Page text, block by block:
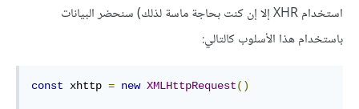
استخدام XHR إلا إن كنت بحاجة ماسة لذلك) سنحضر البيانات
باستخدام هذا الأسلوب كالتالي:
const xhttp = new XMLHttpRequest()